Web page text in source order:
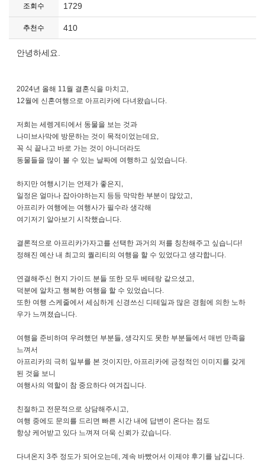
조회수 1729
추천수 410
안녕하세요.
2024년 올해 11월 결혼식을 마치고,
12월에 신혼여행으로 아프리카에 다녀왔습니다.
저희는 세렝게티에서 동물을 보는 것과
나미브사막에 방문하는 것이 목적이었는데요,
꼭 식 끝나고 바로 가는 것이 아니더라도
동물들을 많이 볼 수 있는 날짜에 여행하고 싶었습니다.
하지만 여행시기는 언제가 좋은지,
일정은 얼마나 잡아야하는지 등등 막막한 부분이 많았고,
아프리카 여행에는 여행사가 필수라 생각해
여기저기 알아보기 시작했습니다.
결론적으로 아프리카가자고를 선택한 과거의 저를 칭찬해주고 싶습니다!
정해진 예산 내 최고의 퀄리티의 여행을 할 수 있었다고 생각합니다.
연결해주신 현지 가이드 분들 또한 모두 베테랑 같으셨고,
덕분에 알차고 행복한 여행을 할 수 있었습니다.
또한 여행 스케줄에서 세심하게 신경쓰신 디테일과 많은 경험에 의한 노하
우가 느껴졌습니다.
여행을 준비하며 우려했던 부분들, 생각지도 못한 부분들에서 매번 만족을
느껴서
아프리카의 극히 일부를 본 것이지만, 아프리카에 긍정적인 이미지를 갖게
된 것을 보니
여행사의 역할이 참 중요하다 여겨집니다.
친절하고 전문적으로 상담해주시고,
여행 중에도 문의를 드리면 빠른 시간 내에 답변이 온다는 점도
항상 케어받고 있다 느껴져 더욱 신뢰가 갔습니다.
다녀온지 3주 정도가 되어오는데, 계속 바빴어서 이제야 후기를 남깁니다.